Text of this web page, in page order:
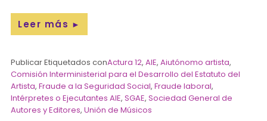
Leer más ►
Publicar Etiquetados conActura 12,AIE,Aiutónomo artista,
Comisión Interministerial para el Desarrollo del Estatuto del
Artista,Fraude a la Seguridad Social,Fraude laboral,
Intérpretes o Ejecutantes AIE,SGAE,Sociedad General de
Autores y Editores,Unión de Músicos